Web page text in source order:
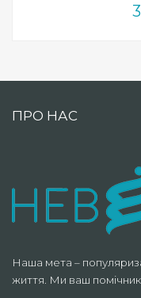
ПРО НАС
Наша мета –
життя. Ми ваш